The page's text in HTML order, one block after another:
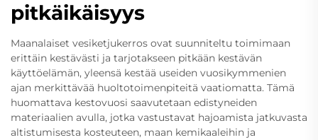
pitkäikäisyys
Maanalaiset vesiketjukerros ovat suunniteltu toimimaan
erittäin kestävästi ja tarjotakseen pitkään kestävän
käyttöelämän, yleensä kestää useiden vuosikymmenien
ajan merkittävää huoltotoimenpiteitä vaatiomatta. Tämä
huomattava kestovuosi saavutetaan edistyneiden
materiaalien avulla, jotka vastustavat hajoamista jatkuvasta
altistumisesta kosteuteen, maan kemikaaleihin ja